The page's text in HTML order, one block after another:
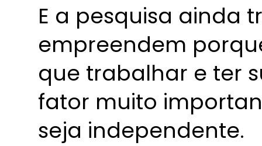
E a pesquisa ainda
empreendem
que trabalhar e ter
fator muito
seja independente.